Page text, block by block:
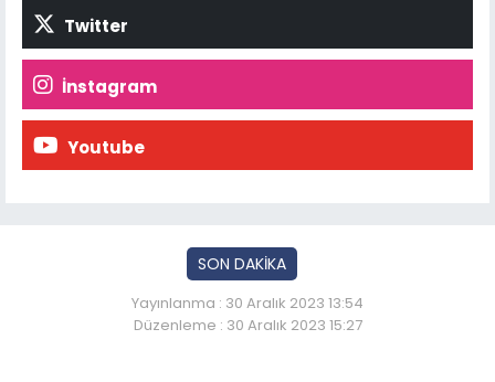
Twitter
İnstagram
Youtube
SON DAKİKA
Yayınlanma : 30 Aralık 2023 13:54
Düzenleme : 30 Aralık 2023 15:27